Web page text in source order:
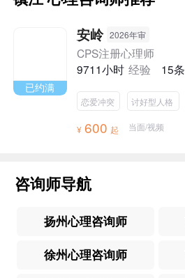
已约满
安岭 2026年审
CPS注册心理师
9711小时 经验 15条
恋爱冲突 讨好型人格
¥ 600 起 当面/视频
咨询师导航
扬州心理咨询师
徐州心理咨询师